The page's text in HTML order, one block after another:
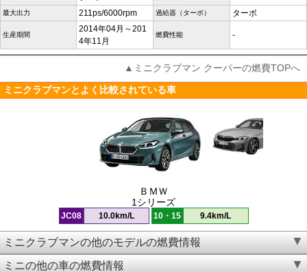
最大出力 211ps/6000rpm 過給器（ターボ） ターボ
生産期間
2014年04月～201
4年11月
燃費性能 -
▲ミニクラブマン クーパーの燃費TOPへ
ミニクラブマンとよく比較されている車
ＢＭＷ
1シリーズ
JC08 10.0km/L 10・15 9.4km/L
ミニクラブマンの他のモデルの燃費情報
ミニの他の車の燃費情報